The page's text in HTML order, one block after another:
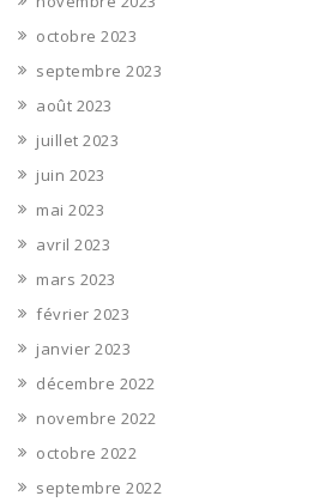
octobre 2023
septembre 2023
août 2023
juillet 2023
juin 2023
mai 2023
avril 2023
mars 2023
février 2023
janvier 2023
décembre 2022
novembre 2022
octobre 2022
septembre 2022